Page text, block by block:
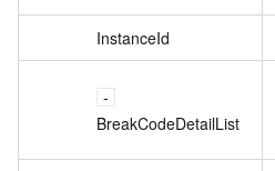
InstanceId
BreakCodeDetailList